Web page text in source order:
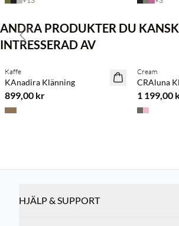
ANDRA PRODUKTER DU
INTRESSERAD AV
NYHET
Köp min. 2 & spara 20 %
Kaffe
KAnadira Klänning
899,00 kr
NYHET
Cream
CRAluna
1 199,00
Previous slide
HJÄLP & SUPPORT